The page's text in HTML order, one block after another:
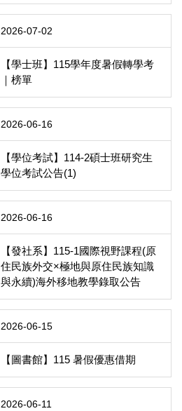
2026-07-02
【學士班】115學年度暑假轉學考
｜榜單
2026-06-16
【學位考試】114-2碩士班研究生
學位考試公告(1)
2026-06-16
【發社系】115-1國際視野課程(原
住民族外交×極地與原住民族知識
與永續)海外移地教學錄取公告
2026-06-15
【圖書館】115 暑假優惠借期
2026-06-11